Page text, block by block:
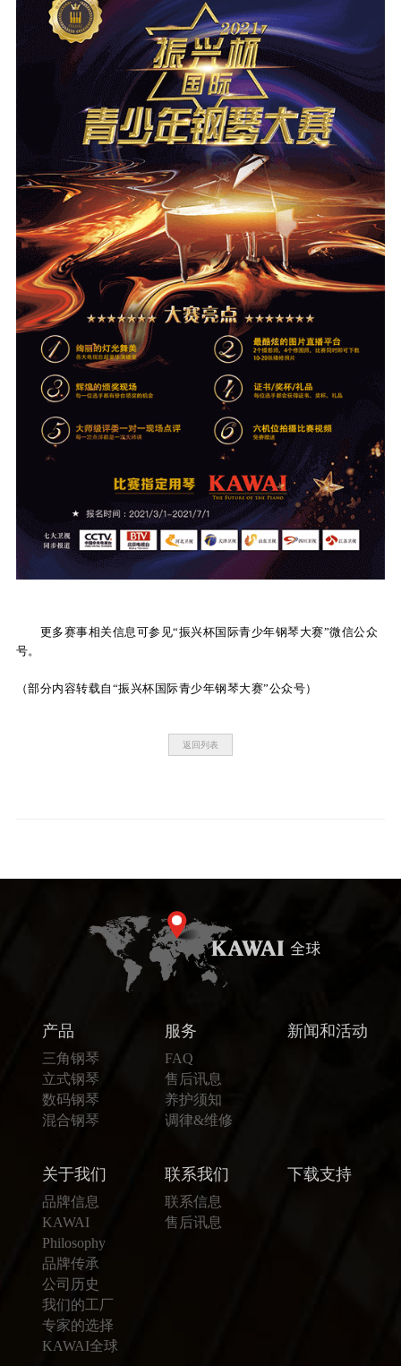
下
载
支
持
音
室
KAWAI
官方网
站
更多赛事相关信息可参见“振兴杯国际青少年钢琴大赛”微信公众
号。
（部分内容转载自 “振兴杯国际青少年钢琴大赛”公众号）
返回列表
产品
三角钢琴
立式钢琴
数码钢琴
混合钢琴
服务
FAQ
售后讯息
养护须知
调律&维修
新闻和活动
关于我们
品牌信息
KAWAI
Philosophy
品牌传承
公司历史
我们的工厂
专家的选择
KAWAI全球
联系我们
联系信息
售后讯息
下载支持